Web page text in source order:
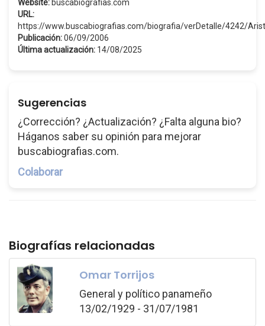
Website: buscabiografias.com
URL:
https://www.buscabiografias.com/biografia/verDetalle/4242/
Publicación:06/09/2006
Última actualización: 14/08/2025
Sugerencias
¿Corrección? ¿Actualización? ¿Falta alguna bio?
Háganos saber su opinión para mejorar
buscabiografias.com.
Colaborar
Biografías relacionadas
Omar Torrijos
General y político panameño
13/02/1929 - 31/07/1981